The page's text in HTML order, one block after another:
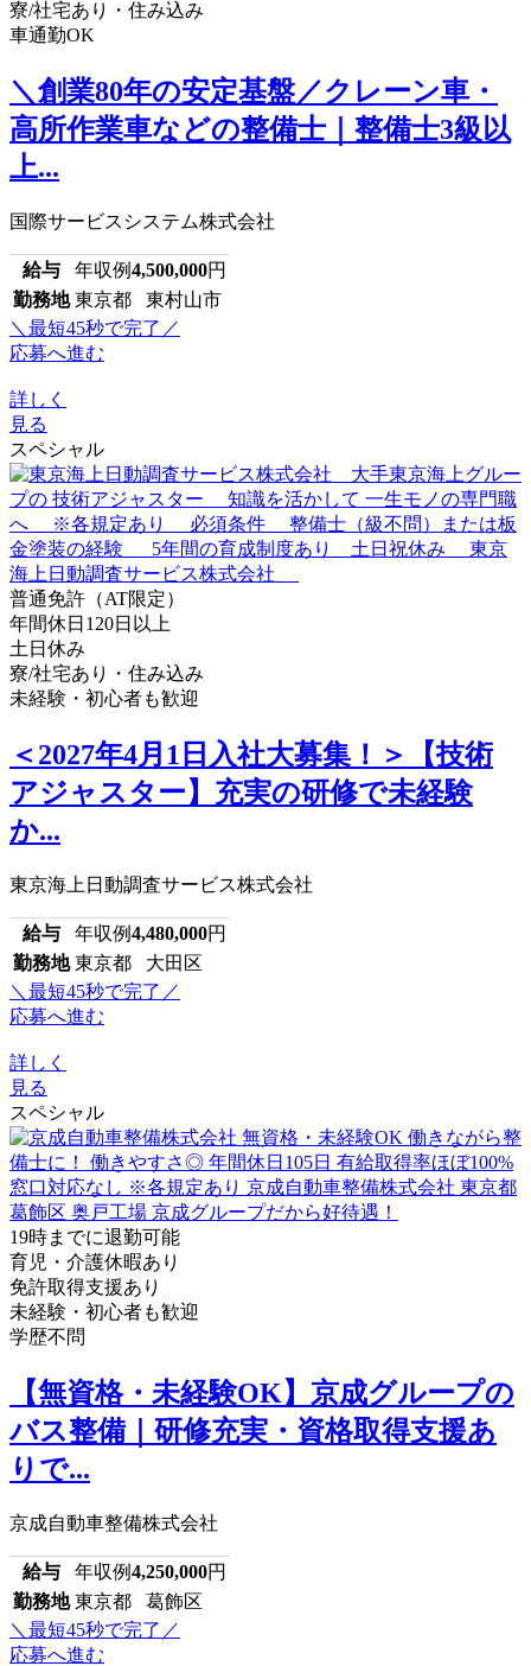
寮/社宅あり・住み込み
車通勤OK
＼創業80年の安定基盤／クレーン車・
高所作業車などの整備士｜整備士3級以
上...
国際サービスシステム株式会社
給与 年収例4,500,000円
勤務地 東京都 東村山市
＼最短45秒で完了／
応募へ進む
詳しく
見る
スペシャル
普通免許（AT限定）
年間休日120日以上
土日休み
寮/社宅あり・住み込み
未経験・初心者も歓迎
＜2027年4月1日入社大募集！＞【技術
アジャスター】充実の研修で未経験
か...
東京海上日動調査サービス株式会社
給与 年収例4,480,000円
勤務地 東京都 大田区
＼最短45秒で完了／
応募へ進む
詳しく
見る
スペシャル
19時までに退勤可能
育児・介護休暇あり
免許取得支援あり
未経験・初心者も歓迎
学歴不問
【無資格・未経験OK】京成グループの
バス整備｜研修充実・資格取得支援あ
りで...
京成自動車整備株式会社
給与 年収例4,250,000円
勤務地 東京都 葛飾区
＼最短45秒で完了／
応募へ進む